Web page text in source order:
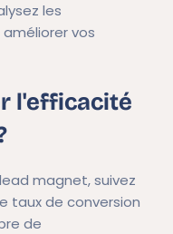
les
vos
l'efficacité
magnet, suivez
taux de conversion
de